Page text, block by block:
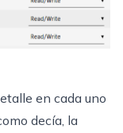
en cada uno
decía, la